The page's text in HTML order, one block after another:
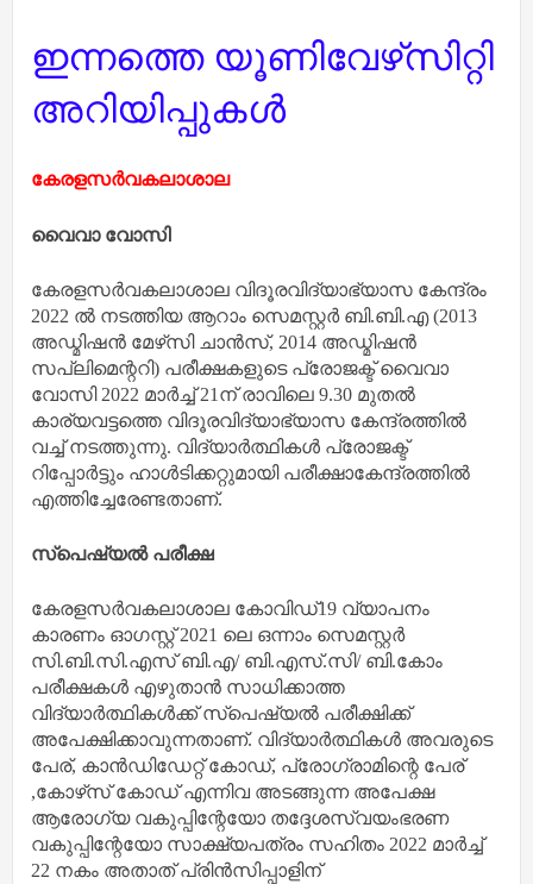
ഇന്നത്തെ യൂണിവേഴ്‌സിറ്റി
അറിയിപ്പുകൾ
കേരളസര്‍വകലാശാല
വൈവാ വോസി
കേരളസര്‍വകലാശാല വിദൂരവിദ്യാഭ്യാസ കേന്ദ്രം
2022 ല്‍ നടത്തിയ ആറാം സെമസ്റ്റര്‍ ബി.ബി.എ (2013
അഡ്മിഷന്‍ മേഴ്‌സി ചാന്‍സ്, 2014 അഡ്മിഷന്‍
സപ്ലിമെന്ററി) പരീക്ഷകളുടെ പ്രോജക്ട് വൈവാ
വോസി 2022 മാര്‍ച്ച് 21ന് രാവിലെ 9.30 മുതല്‍
കാര്യവട്ടത്തെ വിദൂരവിദ്യാഭ്യാസ കേന്ദ്രത്തില്‍
വച്ച് നടത്തുന്നു. വിദ്യാര്‍ത്ഥികള്‍ പ്രോജക്ട്
റിപ്പോര്‍ട്ടും ഹാള്‍ടിക്കറ്റുമായി പരീക്ഷാകേന്ദ്രത്തില്‍
എത്തിച്ചേരേണ്ടതാണ്.
സ്‌പെഷ്യല്‍ പരീക്ഷ
കേരളസര്‍വകലാശാല കോവിഡ്19 വ്യാപനം
കാരണം ഓഗസ്റ്റ് 2021 ലെ ഒന്നാം സെമസ്റ്റര്‍
സി.ബി.സി.എസ് ബി.എ/ ബി.എസ്.സി/ ബി.കോം
പരീക്ഷകള്‍ എഴുതാന്‍ സാധിക്കാത്ത
വിദ്യാര്‍ത്ഥികള്‍ക്ക് സ്‌പെഷ്യല്‍ പരീക്ഷിക്ക്
അപേക്ഷിക്കാവുന്നതാണ്. വിദ്യാര്‍ത്ഥികള്‍ അവരുടെ
പേര്, കാന്‍ഡിഡേറ്റ് കോഡ്, പ്രോഗ്രാമിന്റെ പേര്
,കോഴ്‌സ് കോഡ് എന്നിവ അടങ്ങുന്ന അപേക്ഷ
ആരോഗ്യ വകുപ്പിന്റേയോ തദ്ദേശസ്വയംഭരണ
വകുപ്പിന്റേയോ സാക്ഷ്യപത്രം സഹിതം 2022 മാര്‍ച്ച്
22 നകം അതാത് പ്രിന്‍സിപ്പാളിന്